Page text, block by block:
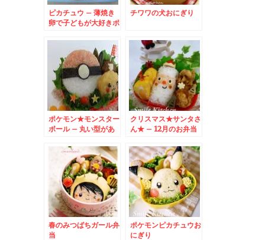
ピカチュウ – 薄焼き
卵で子どもが大好きポ
愛いキャラに♪
チワワの犬おにぎり
ポケモン★モンスター
ボール – 丸い型があ
ゃう♪
クリスマス★サンタさ
ん★ – 12月のお弁当
まり☆
春のみつばちガール弁
当
ポケモンピカチュウお
にぎり